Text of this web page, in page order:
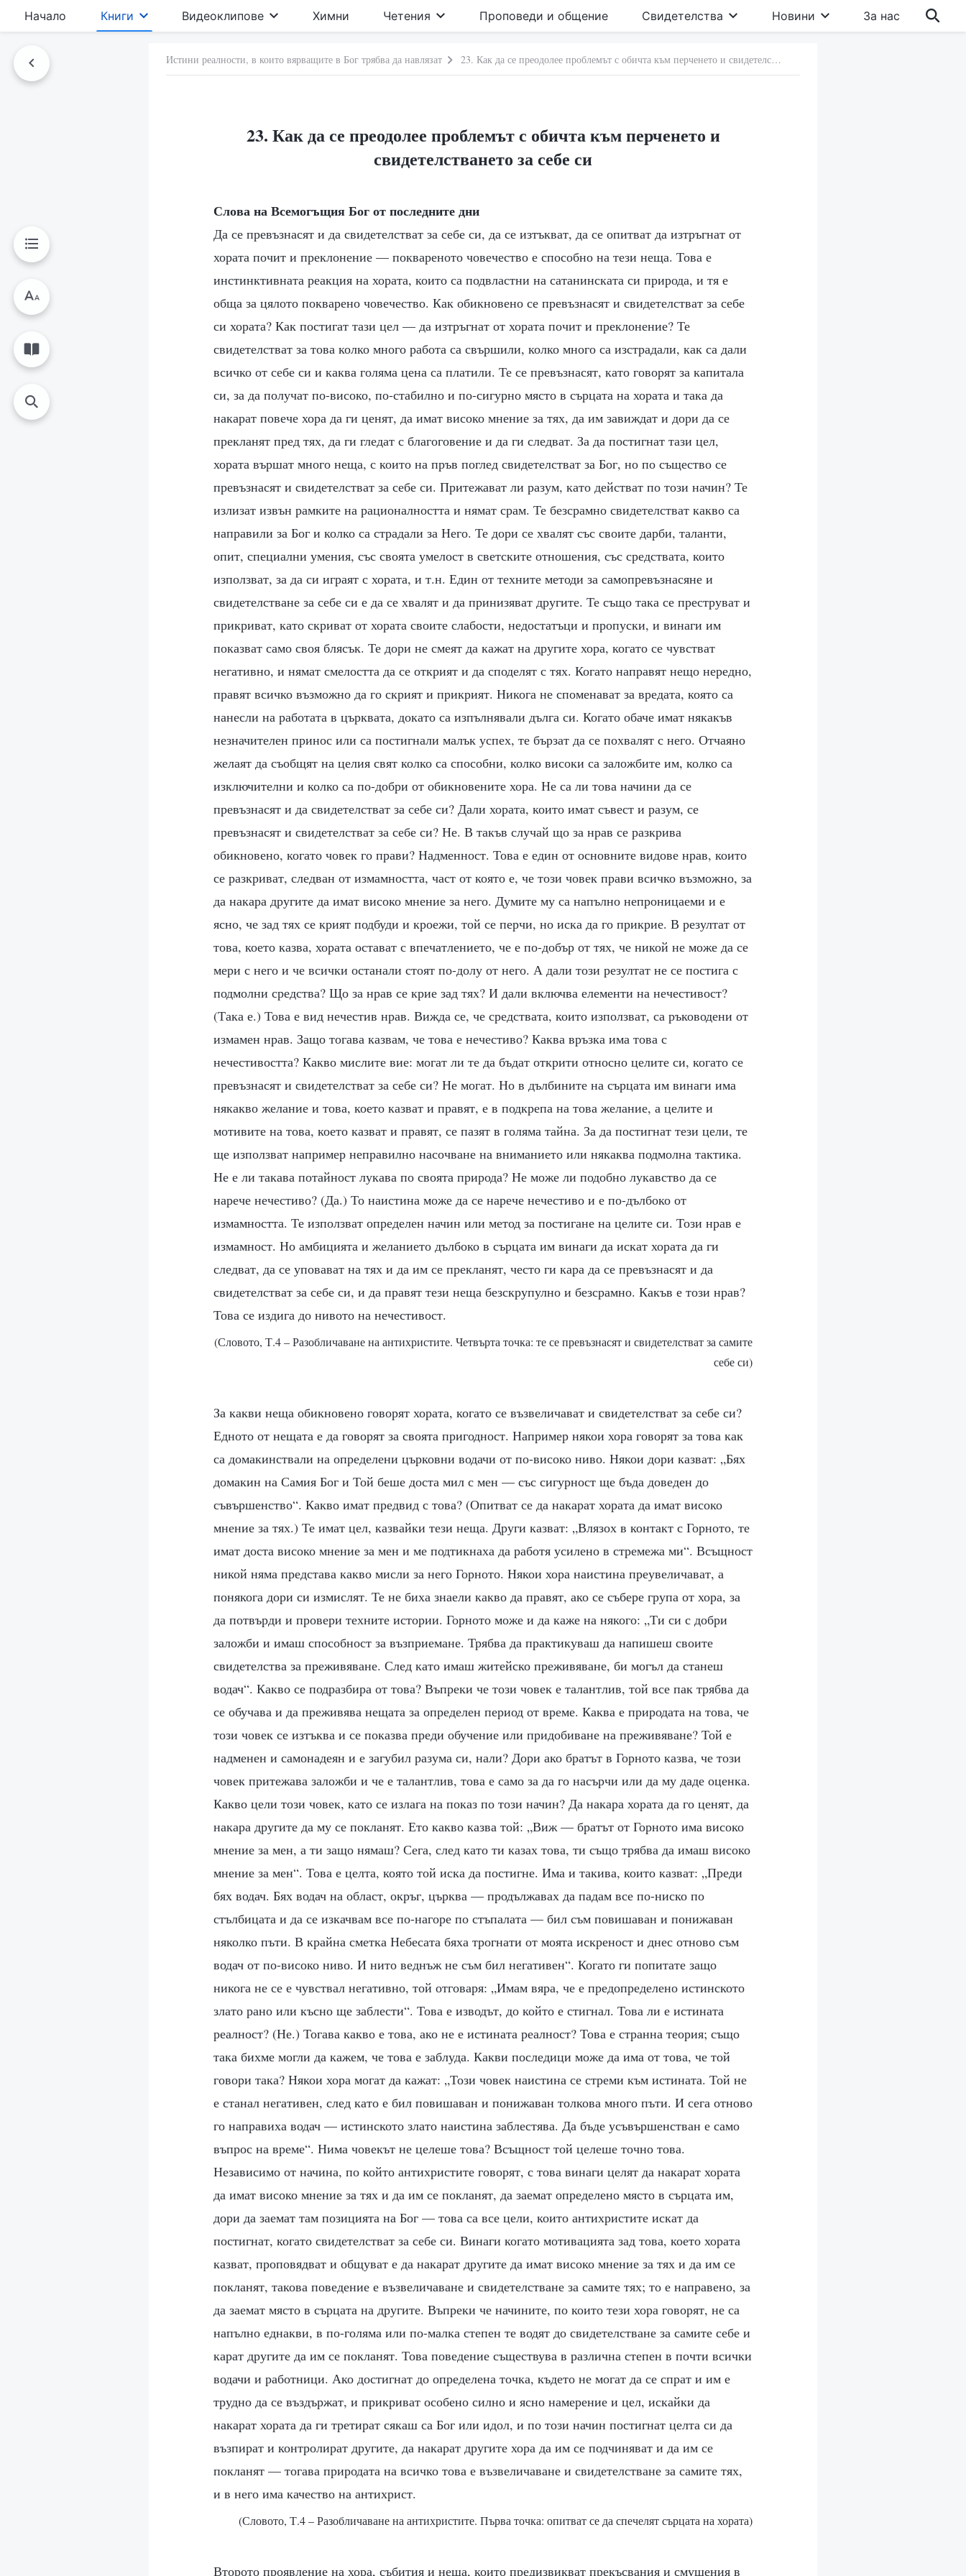
Начало Книги Видеоклипове Химни Четения Проповеди и общение Свидетелства Новини За нас
Истини реалности, в които вярващите в Бог трябва да навлязат 23. Как да се преодолее проблемът с обичта към перченето и свидетелстването за себе си
23. Как да се преодолее проблемът с обичта към перченето и
свидетелстването за себе си
Слова на Всемогъщия Бог от последните дни
Да се превъзнасят и да свидетелстват за себе си, да се изтъкват, да се опитват да изтръгнат от
хората почит и преклонение — поквареното човечество е способно на тези неща. Това е
инстинктивната реакция на хората, които са подвластни на сатанинската си природа, и тя е
обща за цялото покварено човечество. Как обикновено се превъзнасят и свидетелстват за себе
си хората? Как постигат тази цел — да изтръгнат от хората почит и преклонение? Те
свидетелстват за това колко много работа са свършили, колко много са изстрадали, как са дали
всичко от себе си и каква голяма цена са платили. Те се превъзнасят, като говорят за капитала
си, за да получат по-високо, по-стабилно и по-сигурно място в сърцата на хората и така да
накарат повече хора да ги ценят, да имат високо мнение за тях, да им завиждат и дори да се
прекланят пред тях, да ги гледат с благоговение и да ги следват. За да постигнат тази цел,
хората вършат много неща, с които на пръв поглед свидетелстват за Бог, но по същество се
превъзнасят и свидетелстват за себе си. Притежават ли разум, като действат по този начин? Те
излизат извън рамките на рационалността и нямат срам. Те безсрамно свидетелстват какво са
направили за Бог и колко са страдали за Него. Те дори се хвалят със своите дарби, таланти,
опит, специални умения, със своята умелост в светските отношения, със средствата, които
използват, за да си играят с хората, и т.н. Един от техните методи за самопревъзнасяне и
свидетелстване за себе си е да се хвалят и да принизяват другите. Те също така се преструват и
прикриват, като скриват от хората своите слабости, недостатъци и пропуски, и винаги им
показват само своя блясък. Те дори не смеят да кажат на другите хора, когато се чувстват
негативно, и нямат смелостта да се открият и да споделят с тях. Когато направят нещо нередно,
правят всичко възможно да го скрият и прикрият. Никога не споменават за вредата, която са
нанесли на работата в църквата, докато са изпълнявали дълга си. Когато обаче имат някакъв
незначителен принос или са постигнали малък успех, те бързат да се похвалят с него. Отчаяно
желаят да съобщят на целия свят колко са способни, колко високи са заложбите им, колко са
изключителни и колко са по-добри от обикновените хора. Не са ли това начини да се
превъзнасят и да свидетелстват за себе си? Дали хората, които имат съвест и разум, се
превъзнасят и свидетелстват за себе си? Не. В такъв случай що за нрав се разкрива
обикновено, когато човек го прави? Надменност. Това е един от основните видове нрав, които
се разкриват, следван от измамността, част от която е, че този човек прави всичко възможно, за
да накара другите да имат високо мнение за него. Думите му са напълно непроницаеми и е
ясно, че зад тях се крият подбуди и кроежи, той се перчи, но иска да го прикрие. В резултат от
това, което казва, хората остават с впечатлението, че е по-добър от тях, че никой не може да се
мери с него и че всички останали стоят по-долу от него. А дали този резултат не се постига с
подмолни средства? Що за нрав се крие зад тях? И дали включва елементи на нечестивост?
(Така е.) Това е вид нечестив нрав. Вижда се, че средствата, които използват, са ръководени от
измамен нрав. Защо тогава казвам, че това е нечестиво? Каква връзка има това с
нечестивостта? Какво мислите вие: могат ли те да бъдат открити относно целите си, когато се
превъзнасят и свидетелстват за себе си? Не могат. Но в дълбините на сърцата им винаги има
някакво желание и това, което казват и правят, е в подкрепа на това желание, а целите и
мотивите на това, което казват и правят, се пазят в голяма тайна. За да постигнат тези цели, те
ще използват например неправилно насочване на вниманието или някаква подмолна тактика.
Не е ли такава потайност лукава по своята природа? Не може ли подобно лукавство да се
нарече нечестиво? (Да.) То наистина може да се нарече нечестиво и е по-дълбоко от
измамността. Те използват определен начин или метод за постигане на целите си. Този нрав е
измамност. Но амбицията и желанието дълбоко в сърцата им винаги да искат хората да ги
следват, да се уповават на тях и да им се прекланят, често ги кара да се превъзнасят и да
свидетелстват за себе си, и да правят тези неща безскрупулно и безсрамно. Какъв е този нрав?
Това се издига до нивото на нечестивост.
(Словото, Т.4 – Разобличаване на антихристите. Четвърта точка: те се превъзнасят и свидетелстват за самите
себе си)
За какви неща обикновено говорят хората, когато се възвеличават и свидетелстват за себе си?
Едното от нещата е да говорят за своята пригодност. Например някои хора говорят за това как
са домакинствали на определени църковни водачи от по-високо ниво. Някои дори казват: „Бях
домакин на Самия Бог и Той беше доста мил с мен — със сигурност ще бъда доведен до
съвършенство“. Какво имат предвид с това? (Опитват се да накарат хората да имат високо
мнение за тях.) Те имат цел, казвайки тези неща. Други казват: „Влязох в контакт с Горното, те
имат доста високо мнение за мен и ме подтикнаха да работя усилено в стремежа ми“. Всъщност
никой няма представа какво мисли за него Горното. Някои хора наистина преувеличават, а
понякога дори си измислят. Те не биха знаели какво да правят, ако се събере група от хора, за
да потвърди и провери техните истории. Горното може и да каже на някого: „Ти си с добри
заложби и имаш способност за възприемане. Трябва да практикуваш да напишеш своите
свидетелства за преживяване. След като имаш житейско преживяване, би могъл да станеш
водач“. Какво се подразбира от това? Въпреки че този човек е талантлив, той все пак трябва да
се обучава и да преживява нещата за определен период от време. Каква е природата на това, че
този човек се изтъква и се показва преди обучение или придобиване на преживяване? Той е
надменен и самонадеян и е загубил разума си, нали? Дори ако братът в Горното казва, че този
човек притежава заложби и че е талантлив, това е само за да го насърчи или да му даде оценка.
Какво цели този човек, като се излага на показ по този начин? Да накара хората да го ценят, да
накара другите да му се покланят. Ето какво казва той: „Виж — братът от Горното има високо
мнение за мен, а ти защо нямаш? Сега, след като ти казах това, ти също трябва да имаш високо
мнение за мен“. Това е целта, която той иска да постигне. Има и такива, които казват: „Преди
бях водач. Бях водач на област, окръг, църква — продължавах да падам все по-ниско по
стълбицата и да се изкачвам все по-нагоре по стъпалата — бил съм повишаван и понижаван
няколко пъти. В крайна сметка Небесата бяха трогнати от моята искреност и днес отново съм
водач от по-високо ниво. И нито веднъж не съм бил негативен“. Когато ги попитате защо
никога не се е чувствал негативно, той отговаря: „Имам вяра, че е предопределено истинското
злато рано или късно ще заблести“. Това е изводът, до който е стигнал. Това ли е истината
реалност? (Не.) Тогава какво е това, ако не е истината реалност? Това е странна теория; също
така бихме могли да кажем, че това е заблуда. Какви последици може да има от това, че той
говори така? Някои хора могат да кажат: „Този човек наистина се стреми към истината. Той не
е станал негативен, след като е бил повишаван и понижаван толкова много пъти. И сега отново
го направиха водач — истинското злато наистина заблестява. Да бъде усъвършенстван е само
въпрос на време“. Нима човекът не целеше това? Всъщност той целеше точно това.
Независимо от начина, по който антихристите говорят, с това винаги целят да накарат хората
да имат високо мнение за тях и да им се покланят, да заемат определено място в сърцата им,
дори да заемат там позицията на Бог — това са все цели, които антихристите искат да
постигнат, когато свидетелстват за себе си. Винаги когато мотивацията зад това, което хората
казват, проповядват и общуват е да накарат другите да имат високо мнение за тях и да им се
покланят, такова поведение е възвеличаване и свидетелстване за самите тях; то е направено, за
да заемат място в сърцата на другите. Въпреки че начините, по които тези хора говорят, не са
напълно еднакви, в по-голяма или по-малка степен те водят до свидетелстване за самите себе и
карат другите да им се покланят. Това поведение съществува в различна степен в почти всички
водачи и работници. Ако достигнат до определена точка, където не могат да се спрат и им е
трудно да се въздържат, и прикриват особено силно и ясно намерение и цел, искайки да
накарат хората да ги третират сякаш са Бог или идол, и по този начин постигнат целта си да
възпират и контролират другите, да накарат другите хора да им се подчиняват и да им се
покланят — тогава природата на всичко това е възвеличаване и свидетелстване за самите тях,
и в него има качество на антихрист.
(Словото, Т.4 – Разобличаване на антихристите. Първа точка: опитват се да спечелят сърцата на хората)
Второто проявление на хора, събития и неща, които предизвикват прекъсвания и смущения в